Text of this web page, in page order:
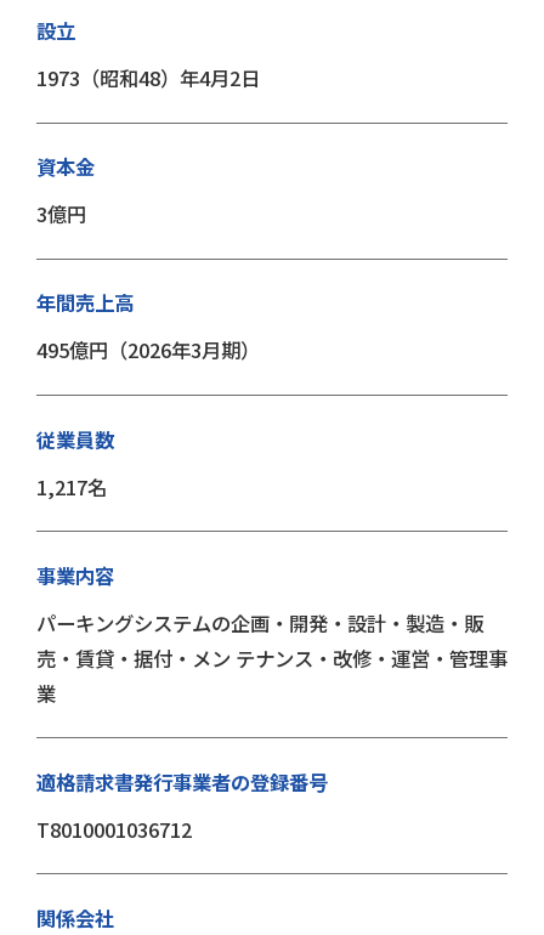
設立
1973（昭和48）年4⽉2⽇
資本金
3億円
年間売上高
495億円（2026年3月期）
従業員数
1,217名
事業内容
パーキングシステムの企画・開発・設計・製造・販
売・賃貸・据付・メン テナンス・改修・運営・管理事
業
適格請求書発行事業者の登録番号
T8010001036712
関係会社